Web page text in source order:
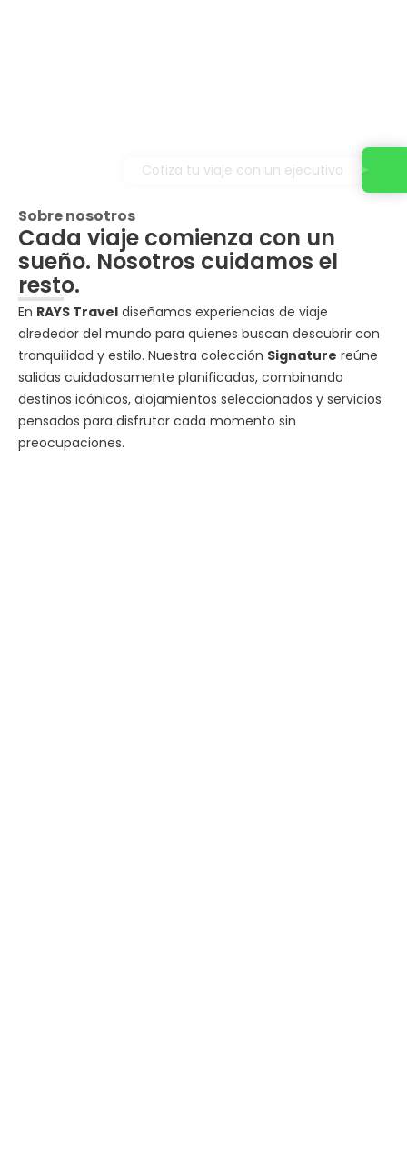
Sobre nosotros
Cada viaje comienza con un
sueño. Nosotros cuidamos el
resto.
En RAYS Travel diseñamos experiencias de viaje
alrededor del mundo para quienes buscan descubrir con
tranquilidad y estilo. Nuestra colección Signature reúne
salidas cuidadosamente planificadas, combinando
destinos icónicos, alojamientos seleccionados y servicios
pensados para disfrutar cada momento sin
preocupaciones.
Cotiza tu viaje con un ejecutivo